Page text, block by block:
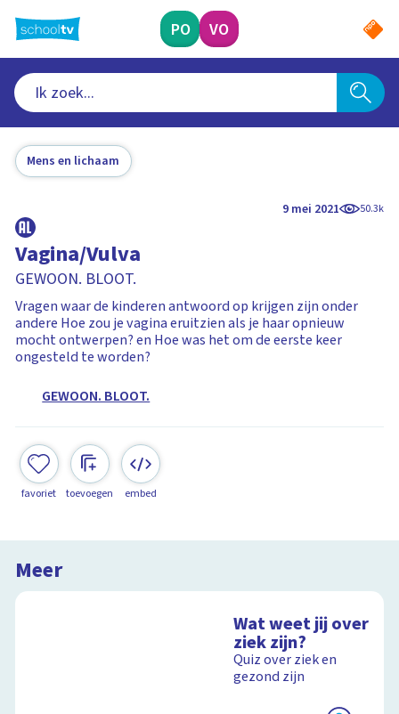
naar
hoofdinhoud
PO VO
Mens en lichaam
9 mei 2021 50.3k
Vagina/Vulva
GEWOON. BLOOT.
Vragen waar de kinderen antwoord op krijgen zijn onder
andere Hoe zou je vagina eruitzien als je haar opnieuw
mocht ontwerpen? en Hoe was het om de eerste keer
ongesteld te worden?
GEWOON. BLOOT.
favoriet toevoegen embed
Meer
Wat weet jij over
ziek zijn?
Quiz over ziek en
gezond zijn